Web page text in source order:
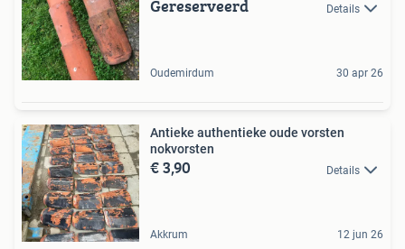
Gereserveerd Details
Oudemirdum 30 apr 26
Antieke authentieke oude vorsten
nokvorsten
€ 3,90 Details
Akkrum 12 jun 26